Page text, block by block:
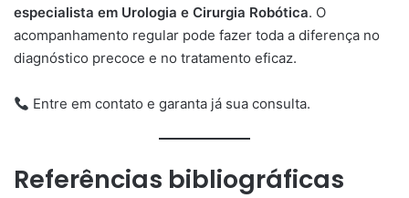
especialista em Urologia e Cirurgia Robótica. O
acompanhamento regular pode fazer toda a diferença no
diagnóstico precoce e no tratamento eficaz.
Entre em contato e garanta já sua consulta.
Referências bibliográficas